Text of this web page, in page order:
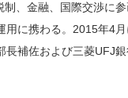
、金融、国際交渉に
に携わる。2015年4月
補佐および三菱UFJ